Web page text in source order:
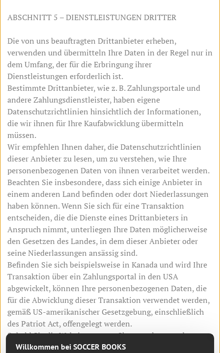
ABSCHNITT 5 – DIENSTLEISTUNGEN DRITTER
Die von uns beauftragten Drittanbieter erheben,
verwenden und übermitteln Ihre Daten in der Regel nur in
dem Umfang, der für die Erbringung ihrer
Dienstleistungen erforderlich ist.
Bestimmte Drittanbieter, wie z. B. Zahlungsportale und
andere Zahlungsdienstleister, haben eigene
Datenschutzrichtlinien hinsichtlich der Informationen,
die wir ihnen für Ihre Kaufabwicklung übermitteln
müssen.
Wir empfehlen Ihnen daher, die Datenschutzrichtlinien
dieser Anbieter zu lesen, um zu verstehen, wie Ihre
personenbezogenen Daten von ihnen verarbeitet werden.
Beachten Sie insbesondere, dass sich einige Anbieter in
einem anderen Land befinden oder dort Niederlassungen
haben können. Wenn Sie sich für eine Transaktion
entscheiden, die die Dienste eines Drittanbieters in
Anspruch nimmt, unterliegen Ihre Daten möglicherweise
den Gesetzen des Landes, in dem dieser Anbieter oder
seine Niederlassungen ansässig sind.
Befinden Sie sich beispielsweise in Kanada und wird Ihre
Transaktion über ein Zahlungsportal in den USA
abgewickelt, können Ihre personenbezogenen Daten, die
für die Abwicklung dieser Transaktion verwendet werden,
gemäß US-amerikanischer Gesetzgebung, einschließlich
des Patriot Act, offengelegt werden.
Sobald Sie die Website unseres Shops verlassen oder zu
einer Website oder Anwendung eines Drittanbieters
Willkommen bei SOCCER BOOKS